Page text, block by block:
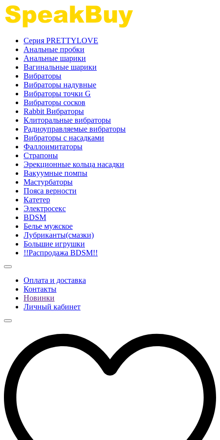
Серия PRETTYLOVE
Анальные пробки
Анальные шарики
Вагинальные шарики
Вибраторы
Вибраторы надувные
Вибраторы точки G
Вибраторы сосков
Rabbit Вибраторы
Клиторальные вибраторы
Радиоуправляемые вибраторы
Вибраторы с насадками
Фаллоимитаторы
Страпоны
Эрекционные кольца насадки
Вакуумные помпы
Мастурбаторы
Пояса верности
Катетер
Электросекс
BDSM
Белье мужское
Лубриканты(смазки)
Большие игрушки
!!Распродажа BDSM!!
Оплата и доставка
Контакты
Новинки
Личный кабинет